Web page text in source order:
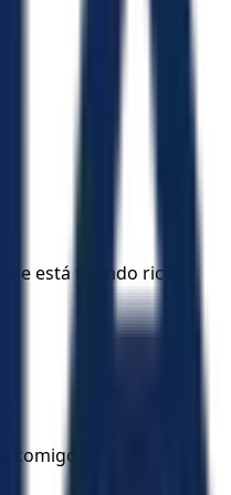
está ficando rico.
comigo.